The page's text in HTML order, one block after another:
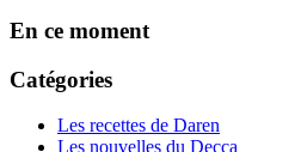
En ce moment
Catégories
Les recettes de Daren
Les nouvelles du Decca